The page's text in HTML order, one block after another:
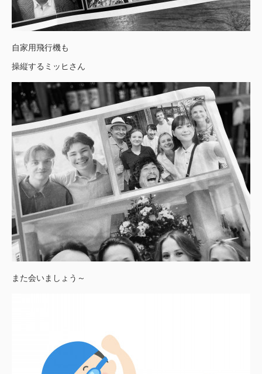
自家用飛行機も
操縦するミッヒさん
また会いましょう～